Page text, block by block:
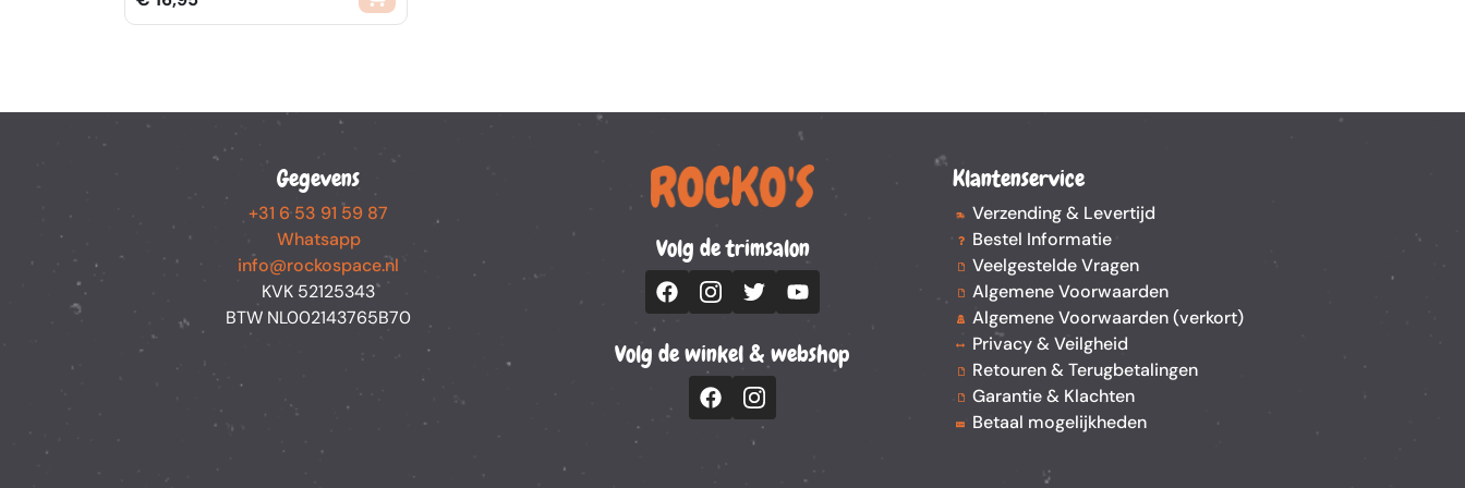
Gegevens
+31 6 53 91 59 87
Whatsapp
info@rockospace.nl
KVK 52125343
BTW NL002143765B70
Volg de trimsalon
Volg de winkel & webshop
Klantenservice
Verzending & Levertijd
Bestel Informatie
Veelgestelde Vragen
Algemene Voorwaarden
Algemene Voorwaarden (verkort)
Privacy & Veilgheid
Retouren & Terugbetalingen
Garantie & Klachten
Betaal mogelijkheden